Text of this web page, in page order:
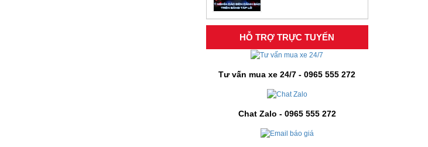
HỖ TRỢ TRỰC TUYẾN
Tư vấn mua xe 24/7 - 0965 555 272
Chat Zalo - 0965 555 272